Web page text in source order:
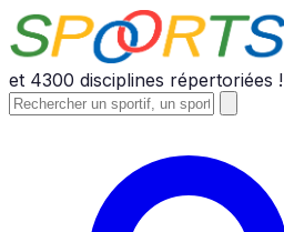
et 4300 disciplines répertoriées !